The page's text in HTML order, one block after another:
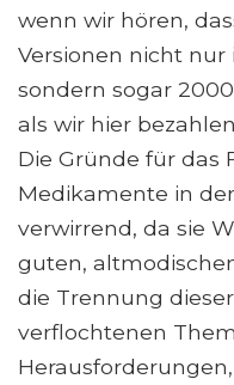
wenn wir hören,
Versionen nicht nur
sondern sogar
als wir hier
Die Gründe für das
Medikamente in
verwirrend, da sie
guten,
die Trennung
verflochtenen